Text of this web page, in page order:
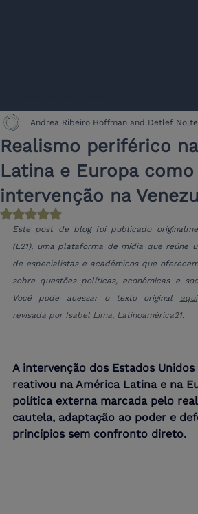
Realismo periférico
Latina e Europa
intervenção na
Andrea Ribeiro Hoffman and Detlef Nolte
Avaliado com NaN de 5 estrelas.
Este post de blog foi publicado
(L21), uma plataforma de mídia que reúne
de especialistas e acadêmicos que
sobre questões políticas, econômicas e
Você pode acessar o texto original
aqui
revisada por Isabel Lima, Latinoamérica21.
A intervenção dos Estados Unidos
reativou na América Latina e na
política externa marcada pelo
cautela, adaptação ao poder e
princípios sem confronto direto.